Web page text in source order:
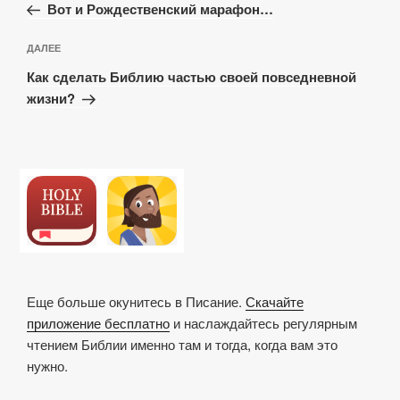
записям
запись:Вот и Рождественский марафон…
Следующая
запись
ДАЛЕЕ
Как сделать Библию частью своей повседневной
жизни?
Еще больше окунитесь в Писание. Скачайте
приложение бесплатно и наслаждайтесь регулярным
чтением Библии именно там и тогда, когда вам это
нужно.